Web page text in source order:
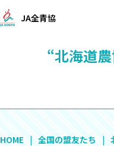
JA全青協
“北海道
HOME 全国の盟友たち